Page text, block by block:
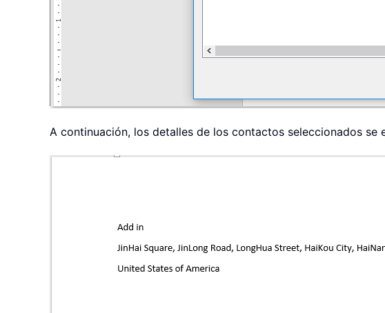
A continuación, los detalles de los contactos seleccionados